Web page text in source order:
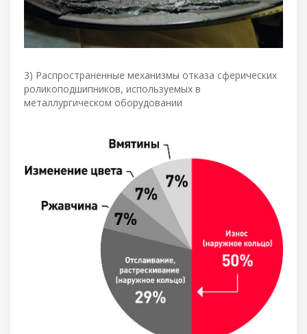
3) Распространенные механизмы отказа сферических
роликоподшипников, используемых в
металлургическом оборудовании